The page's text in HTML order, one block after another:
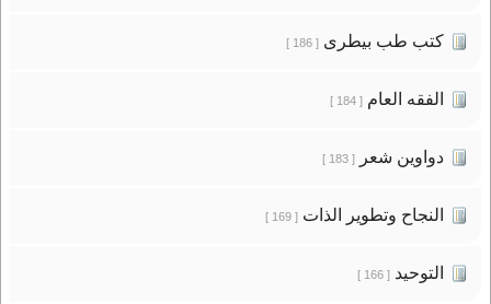
كتب طب بيطرى[ 186 ]
الفقه العام[ 184 ]
دواوين شعر[ 183 ]
النجاح وتطوير الذات[ 169 ]
التوحيد[ 166 ]